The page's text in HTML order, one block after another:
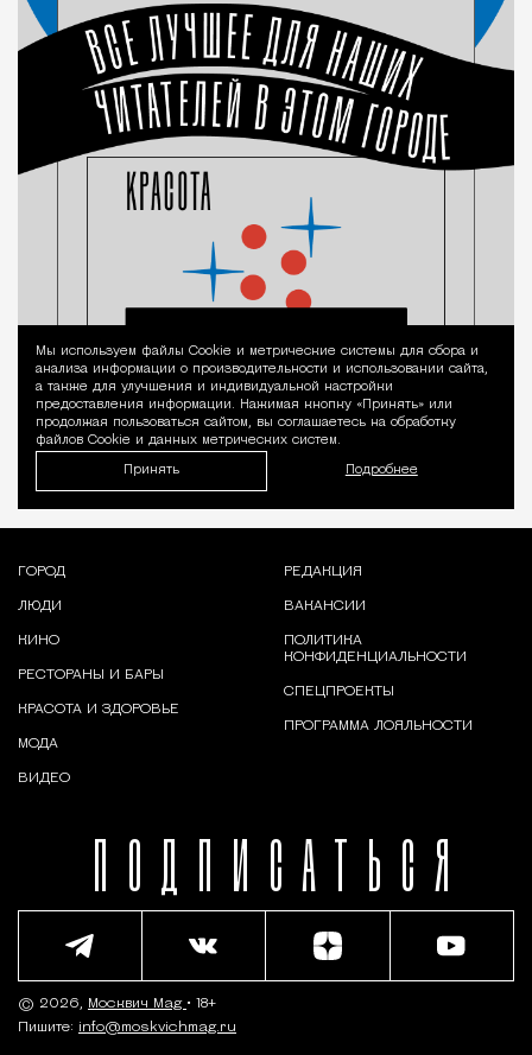
Уведомление
Мы используем файлы Сookie и метрические системы для сбора и
анализа информации о производительности и использовании сайта,
а также для улучшения и индивидуальной настройки
предоставления информации. Нажимая кнопку «Принять» или
продолжая пользоваться сайтом, вы соглашаетесь на обработку
файлов Cookie и данных метрических систем.
Принять Подробнее
ПОДПИСАТЬСЯ
ГОРОД
ЛЮДИ
КИНО
РЕСТОРАНЫ И БАРЫ
КРАСОТА И ЗДОРОВЬЕ
МОДА
ВИДЕО
РЕДАКЦИЯ
ВАКАНСИИ
ПОЛИТИКА
КОНФИДЕНЦИАЛЬНОСТИ
СПЕЦПРОЕКТЫ
ПРОГРАММА ЛОЯЛЬНОСТИ
© 2026, Москвич Mag • 18+
Пишите: info@moskvichmag.ru